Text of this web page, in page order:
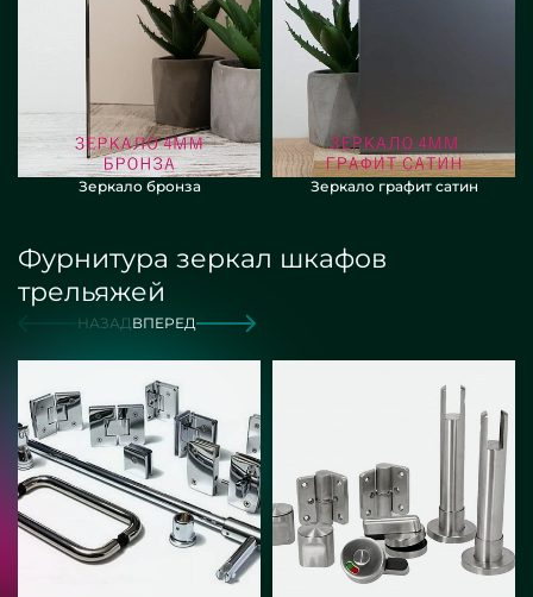
Зеркало бронза Зеркало графит сатин
Фурнитура зеркал шкафов
трельяжей
НАЗАДВПЕРЕД